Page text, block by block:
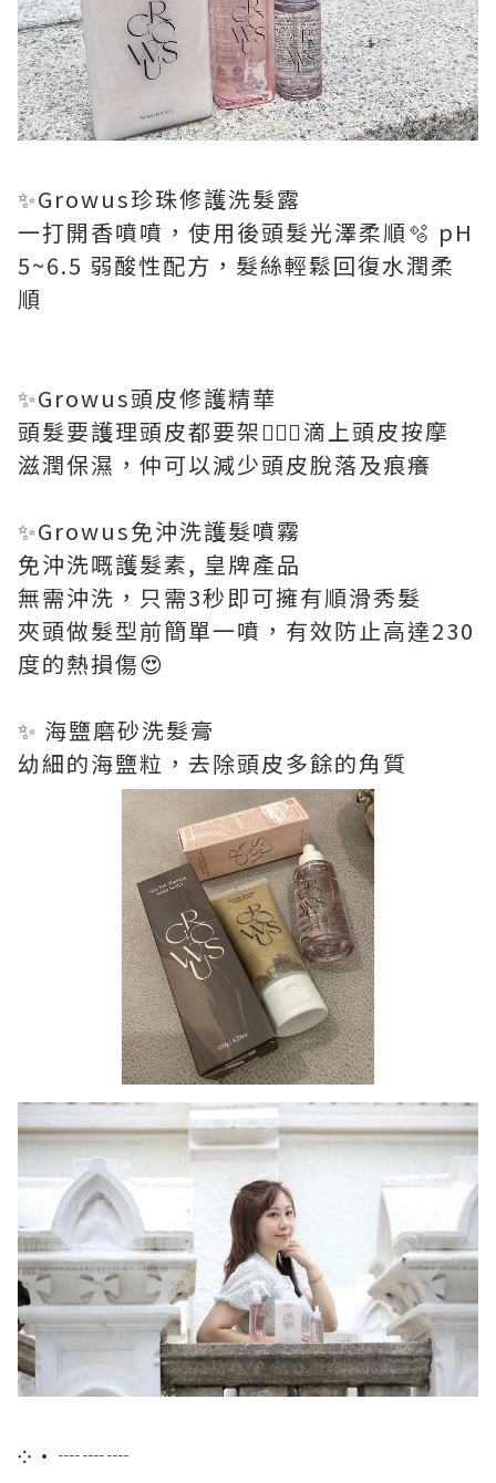
✨Growus珍珠修護洗髮露
一打開香噴噴，使用後頭髮光澤柔順🫧 pH
5~6.5 弱酸性配方，髮絲輕鬆回復水潤柔
順
✨Growus頭皮修護精華
頭髮要護理頭皮都要架🧚🏻‍♀️滴上頭皮按摩
滋潤保濕，仲可以減少頭皮脫落及痕癢
✨Growus免沖洗護髮噴霧
免沖洗嘅護髮素, 皇牌產品
無需沖洗，只需3秒即可擁有順滑秀髮
夾頭做髮型前簡單一噴，有效防止高達230
度的熱損傷😍
✨ 海鹽磨砂洗髮膏
幼細的海鹽粒，去除頭皮多餘的角質
༶•┈┈┈